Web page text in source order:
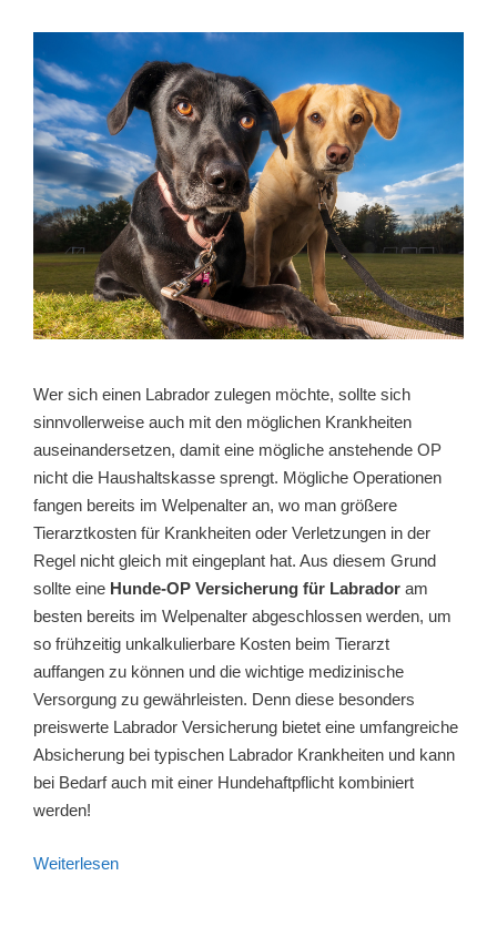
Wer sich einen Labrador zulegen möchte, sollte sich
sinnvollerweise auch mit den möglichen Krankheiten
auseinandersetzen, damit eine mögliche anstehende OP
nicht die Haushaltskasse sprengt. Mögliche Operationen
fangen bereits im Welpenalter an, wo man größere
Tierarztkosten für Krankheiten oder Verletzungen in der
Regel nicht gleich mit eingeplant hat. Aus diesem Grund
sollte eine Hunde-OP Versicherung für Labrador am
besten bereits im Welpenalter abgeschlossen werden, um
so frühzeitig unkalkulierbare Kosten beim Tierarzt
auffangen zu können und die wichtige medizinische
Versorgung zu gewährleisten. Denn diese besonders
preiswerte Labrador Versicherung bietet eine umfangreiche
Absicherung bei typischen Labrador Krankheiten und kann
bei Bedarf auch mit einer Hundehaftpflicht kombiniert
werden!
Weiterlesen